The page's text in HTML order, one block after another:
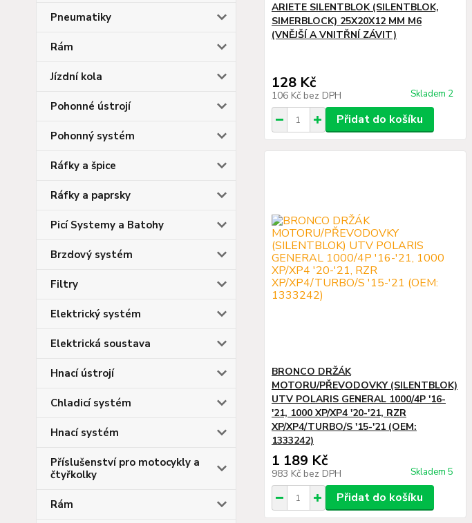
Pneumatiky
Rám
Jízdní kola
Pohonné ústrojí
Pohonný systém
Ráfky a špice
Ráfky a paprsky
Picí Systemy a Batohy
Brzdový systém
Filtry
Elektrický systém
Elektrická soustava
Hnací ústrojí
Chladicí systém
Hnací systém
Příslušenství pro motocykly a
čtyřkolky
Rám
ARIETE SILENTBLOK (SILENTBLOK,
SIMERBLOCK) 25X20X12 MM M6
(VNĚJŠÍ A VNITŘNÍ ZÁVIT)
128 Kč
106 Kč bez DPH Skladem 2
Přidat do košíku
BRONCO DRŽÁK
MOTORU/PŘEVODOVKY (SILENTBLOK)
UTV POLARIS GENERAL 1000/4P '16-
'21, 1000 XP/XP4 '20-'21, RZR
XP/XP4/TURBO/S '15-'21 (OEM:
1333242)
1 189 Kč
983 Kč bez DPH Skladem 5
Přidat do košíku